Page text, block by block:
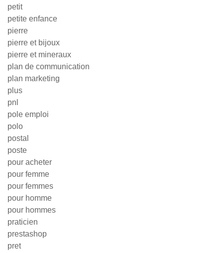
petit
petite enfance
pierre
pierre et bijoux
pierre et mineraux
plan de communication
plan marketing
plus
pnl
pole emploi
polo
postal
poste
pour acheter
pour femme
pour femmes
pour homme
pour hommes
praticien
prestashop
pret